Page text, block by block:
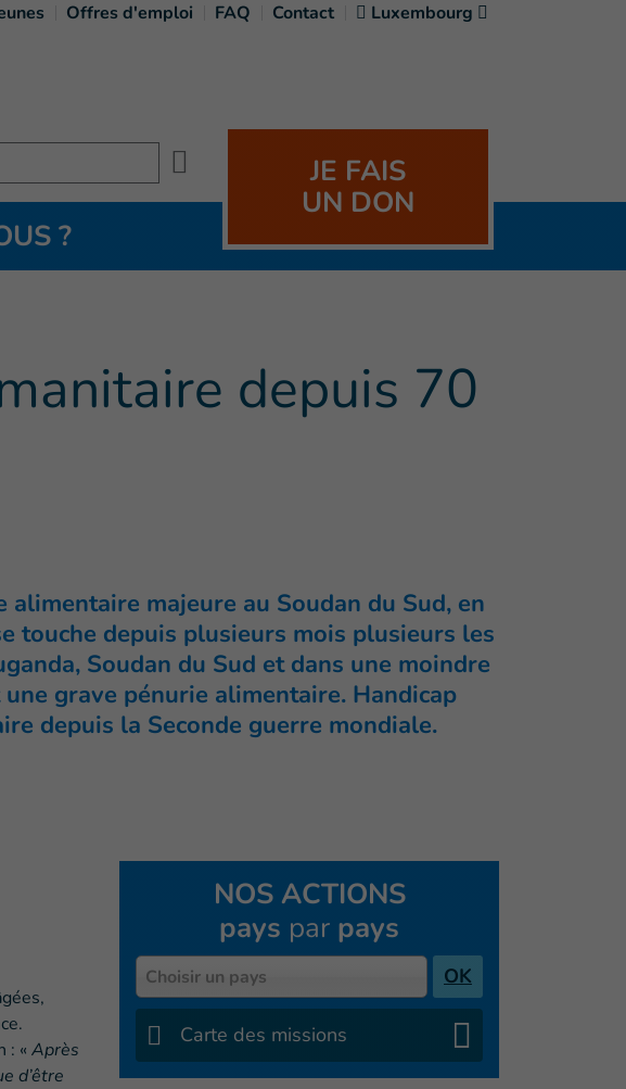
Offres d'emploi FAQ Contact Luxembourg
JE FAIS
UN DON
?
depuis 70
majeure au Soudan du Sud, en
touche depuis plusieurs mois plusieurs les
Soudan du Sud et dans une moindre
grave pénurie alimentaire. Handicap
depuis la Seconde guerre mondiale.
: « Après
d’être
NOS ACTIONS
pays par pays
PaysChoisir un pays OK
Carte des missions